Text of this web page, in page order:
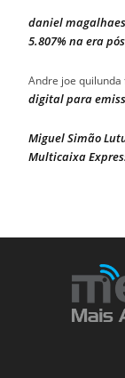
daniel magalhaes
5.807% na era
Andre joe quilunda
digital para
Miguel Simão
Multicaixa